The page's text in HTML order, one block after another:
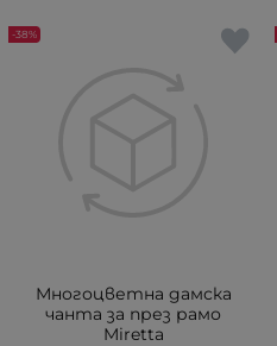
Многоцветна дамска
чанта за през рамо
Miretta
-38%